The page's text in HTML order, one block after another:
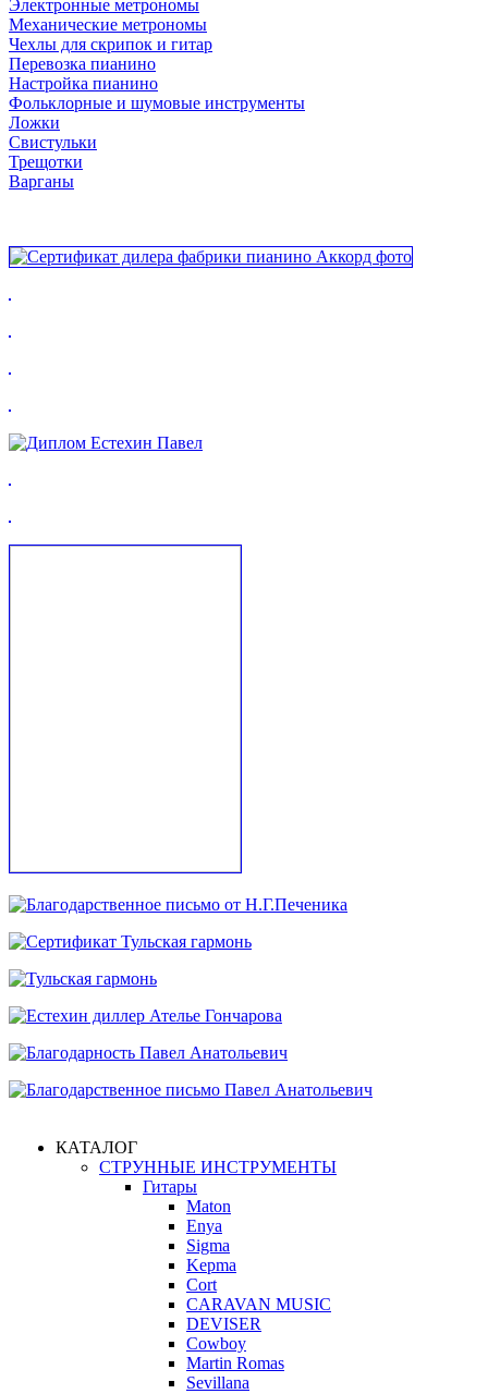
Электронные метрономы
Механические метрономы
Чехлы для скрипок и гитар
Перевозка пианино
Настройка пианино
Фольклорные и шумовые инструменты
Ложки
Свистульки
Трещотки
Варганы
КАТАЛОГ
СТРУННЫЕ ИНСТРУМЕНТЫ
Гитары
Maton
Enya
Sigma
Kepma
Cort
CARAVAN MUSIC
DEVISER
Cowboy
Martin Romas
Sevillana